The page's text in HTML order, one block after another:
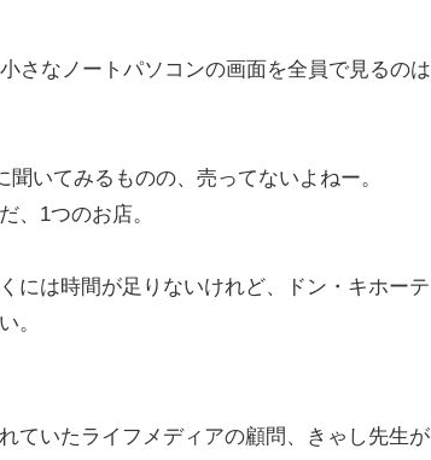
さなノートパソコンの画面を全員で見るのは
いてみるものの、売ってないよねー。
、1つのお店。
には時間が足りないけれど、ドン・キホーテ
。
ていたライフメディアの顧問、きゃし先生が